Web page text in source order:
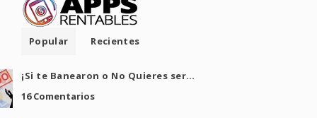
Popular Recientes
¡Si te Banearon o No Quieres ser…
16 Comentarios